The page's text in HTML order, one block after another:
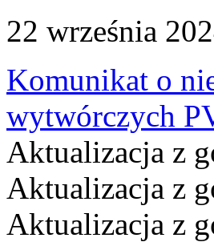
22 września
Komunikat o
wytwórczych
Aktualizacja z
Aktualizacja z
Aktualizacja z